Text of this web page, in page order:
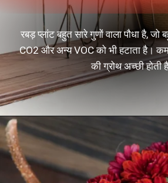
रबड़ प्लांट बहुत सारे गुणों वाला पौधा है,
CO2 और अन्य VOC को भी हटाता है। कम
की ग्रोथ अच्छी होती